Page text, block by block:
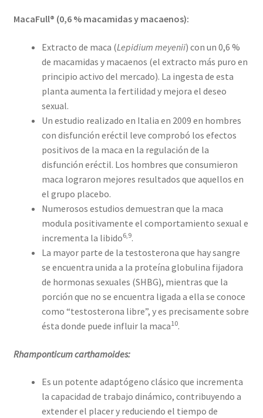
MacaFull® (0,6 % macamidas y macaenos):
Extracto de maca (Lepidium meyenii) con un 0,6 %
de macamidas y macaenos (el extracto más puro en
principio activo del mercado). La ingesta de esta
planta aumenta la fertilidad y mejora el deseo
sexual.
Un estudio realizado en Italia en 2009 en hombres
con disfunción eréctil leve comprobó los efectos
positivos de la maca en la regulación de la
disfunción eréctil. Los hombres que consumieron
maca lograron mejores resultados que aquellos en
el grupo placebo.
Numerosos estudios demuestran que la maca
modula positivamente el comportamiento sexual e
incrementa la libido6,9.
La mayor parte de la testosterona que hay sangre
se encuentra unida a la proteína globulina fijadora
de hormonas sexuales (SHBG), mientras que la
porción que no se encuentra ligada a ella se conoce
como “testosterona libre”, y es precisamente sobre
ésta donde puede influir la maca10.
Rhamponticum carthamoides:
Es un potente adaptógeno clásico que incrementa
la capacidad de trabajo dinámico, contribuyendo a
extender el placer y reduciendo el tiempo de